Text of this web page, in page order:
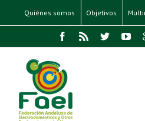
Quiénes somos Objetivos